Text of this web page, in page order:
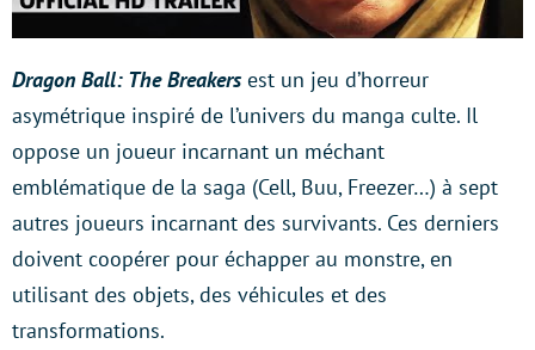
Dragon Ball: The Breakers est un jeu d’horreur
asymétrique inspiré de l’univers du manga culte. Il
oppose un joueur incarnant un méchant
emblématique de la saga (Cell, Buu, Freezer…) à sept
autres joueurs incarnant des survivants. Ces derniers
doivent coopérer pour échapper au monstre, en
utilisant des objets, des véhicules et des
transformations.